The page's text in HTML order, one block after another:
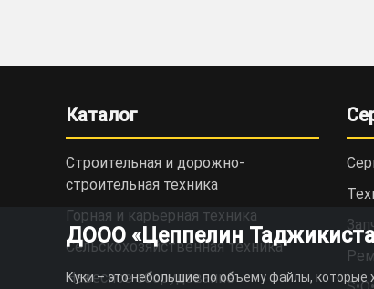
Каталог
Строительная и дорожно-
cтроительная техника
Горная и карьерная техника
Сельскохозяйственная техника
Навесное оборудование
ДООО «Цеппелин
Куки – это небольшие по объему файлы,